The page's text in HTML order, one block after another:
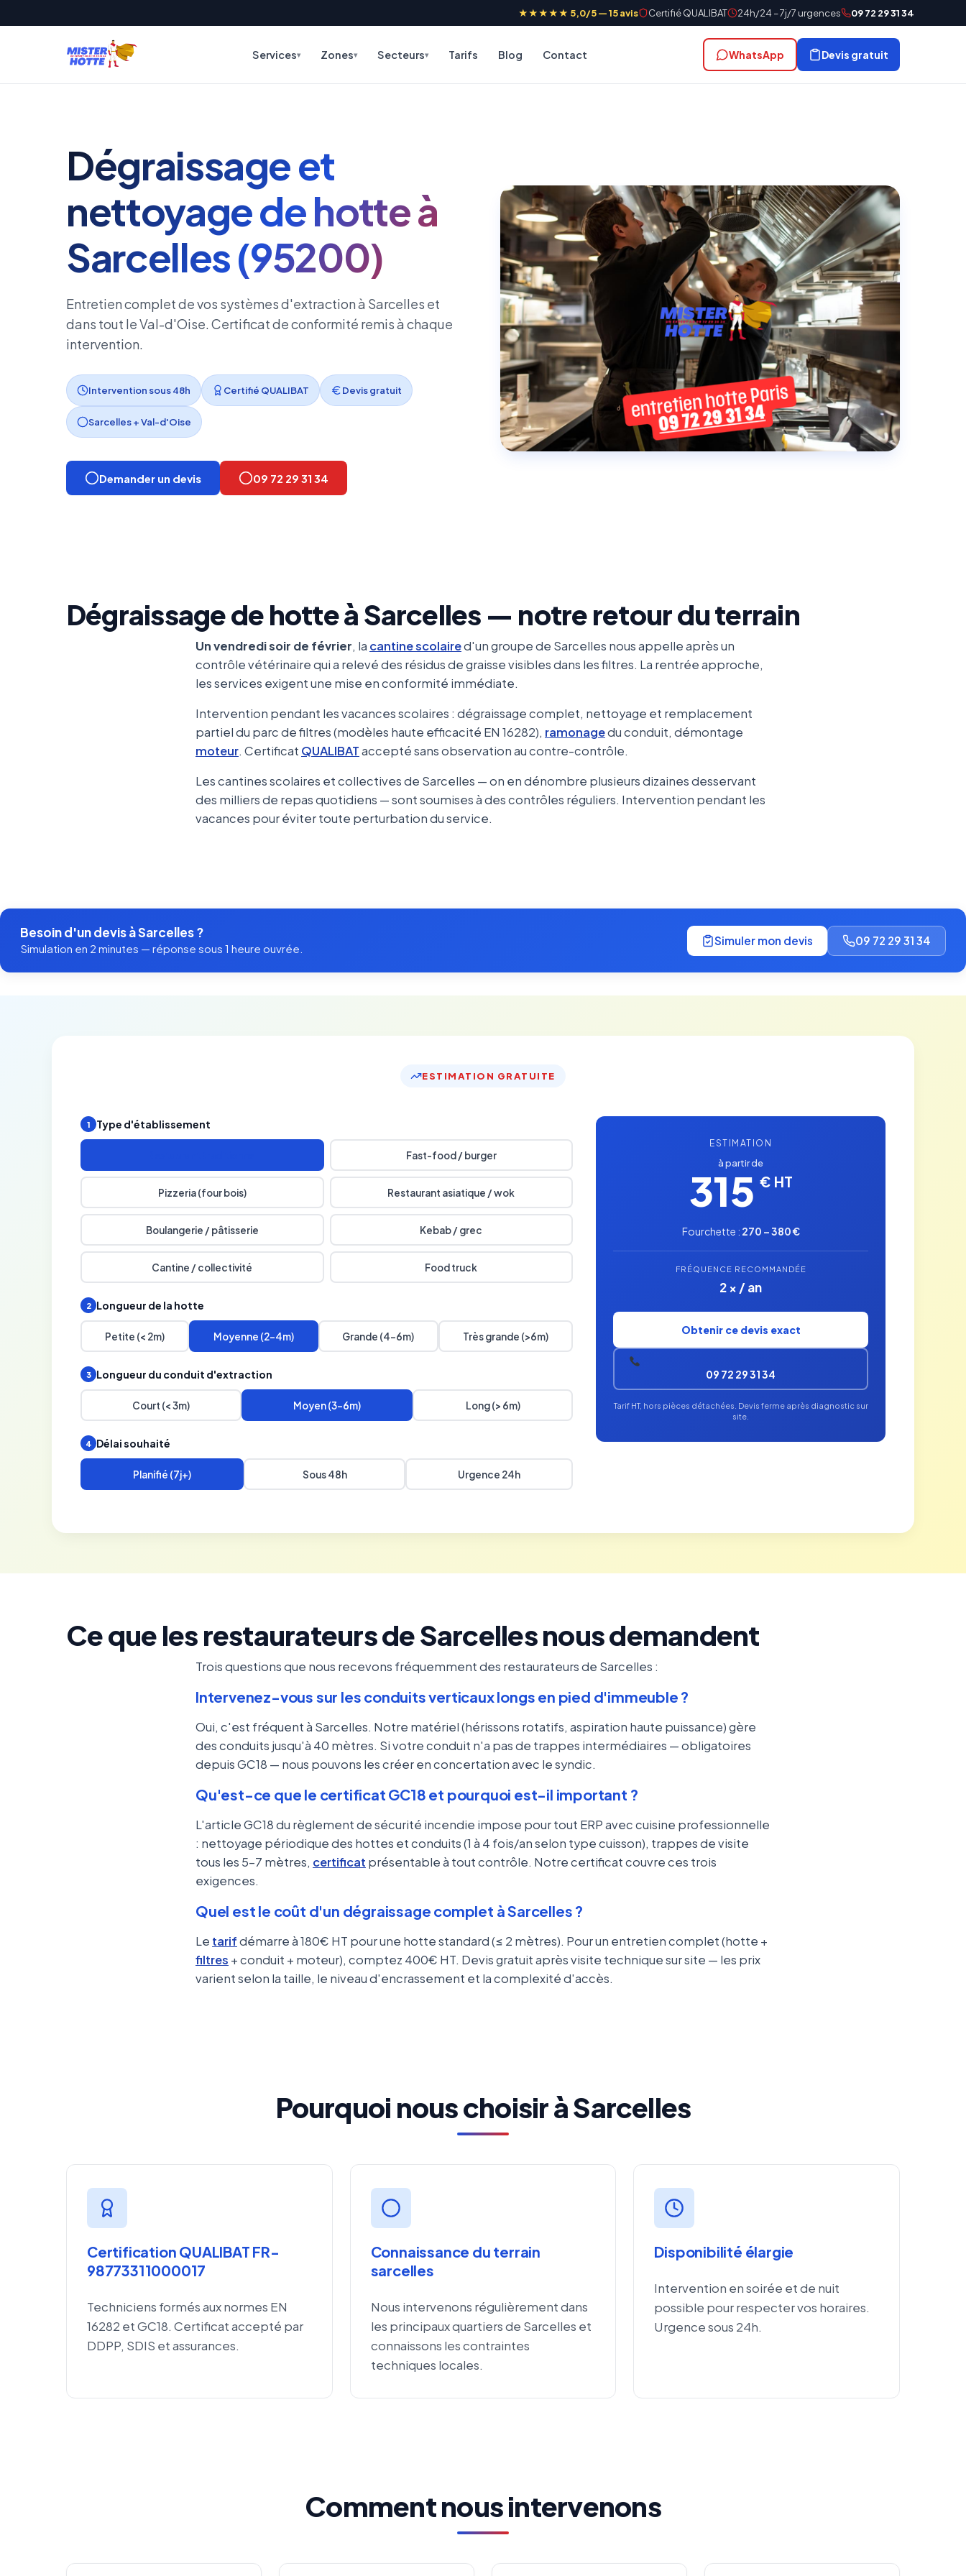
★★★★★ 5,0/5 — 15 avis Certifié QUALIBAT 24h/24 – 7j/7 urgences 09 72 29 31 34
Services Zones Secteurs Tarifs Blog Contact WhatsApp Devis gratuit
Dégraissage et
nettoyage de hotte à
Sarcelles (95200)
Entretien complet de vos systèmes d'extraction à Sarcelles et
dans tout le Val-d'Oise. Certificat de conformité remis à chaque
intervention.
Intervention sous 48h Certifié QUALIBAT Devis gratuit
Sarcelles + Val-d'Oise
Demander un devis 09 72 29 31 34
Dégraissage de hotte à Sarcelles — notre retour du terrain
Un vendredi soir de février, la cantine scolaired'un groupe de Sarcelles nous appelle après un
contrôle vétérinaire qui a relevé des résidus de graisse visibles dans les filtres. La rentrée approche,
les services exigent une mise en conformité immédiate.
Intervention pendant les vacances scolaires : dégraissage complet, nettoyage et remplacement
partiel du parc de filtres (modèles haute efficacité EN 16282), ramonagedu conduit, démontage
moteur. Certificat QUALIBATaccepté sans observation au contre-contrôle.
Les cantines scolaires et collectives de Sarcelles — on en dénombre plusieurs dizaines desservant
des milliers de repas quotidiens — sont soumises à des contrôles réguliers. Intervention pendant les
vacances pour éviter toute perturbation du service.
Besoin d'un devis à Sarcelles ?
Simulation en 2 minutes — réponse sous 1 heure ouvrée.
Simuler mon devis 09 72 29 31 34
ESTIMATION GRATUITE
1 Type d'établissement
Fast-food / burger
Pizzeria (four bois) Restaurant asiatique / wok
Boulangerie / pâtisserie Kebab / grec
Cantine / collectivité Food truck
2 Longueur de la hotte
Petite (< 2m) Moyenne (2-4m) Grande (4-6m) Très grande (>6m)
3 Longueur du conduit d'extraction
Court (< 3m) Moyen (3-6m) Long (> 6m)
4 Délai souhaité
Planifié (7j+) Sous 48h Urgence 24h
ESTIMATION
à partir de
315 € HT
Fourchette : 270 – 380 €
FRÉQUENCE RECOMMANDÉE
2 × / an
Obtenir ce devis exact
09 72 29 31 34
Tarif HT, hors pièces détachées. Devis ferme après diagnostic sur
site.
Ce que les restaurateurs de Sarcelles nous demandent
Trois questions que nous recevons fréquemment des restaurateurs de Sarcelles :
Intervenez-vous sur les conduits verticaux longs en pied d'immeuble ?
Oui, c'est fréquent à Sarcelles. Notre matériel (hérissons rotatifs, aspiration haute puissance) gère
des conduits jusqu'à 40 mètres. Si votre conduit n'a pas de trappes intermédiaires — obligatoires
depuis GC18 — nous pouvons les créer en concertation avec le syndic.
Qu'est-ce que le certificat GC18 et pourquoi est-il important ?
L'article GC18 du règlement de sécurité incendie impose pour tout ERP avec cuisine professionnelle
: nettoyage périodique des hottes et conduits (1 à 4 fois/an selon type cuisson), trappes de visite
tous les 5-7 mètres, certificat présentable à tout contrôle. Notre certificat couvre ces trois
exigences.
Quel est le coût d'un dégraissage complet à Sarcelles ?
Le tarifdémarre à 180€ HT pour une hotte standard (≤ 2 mètres). Pour un entretien complet (hotte +
filtres + conduit + moteur), comptez 400€ HT. Devis gratuit après visite technique sur site — les prix
varient selon la taille, le niveau d'encrassement et la complexité d'accès.
Pourquoi nous choisir à Sarcelles
Certification QUALIBAT FR-
98773311000017
Techniciens formés aux normes EN
16282 et GC18. Certificat accepté par
DDPP, SDIS et assurances.
Connaissance du terrain
sarcelles
Nous intervenons régulièrement dans
les principaux quartiers de Sarcelles et
connaissons les contraintes
techniques locales.
Disponibilité élargie
Intervention en soirée et de nuit
possible pour respecter vos horaires.
Urgence sous 24h.
Comment nous intervenons